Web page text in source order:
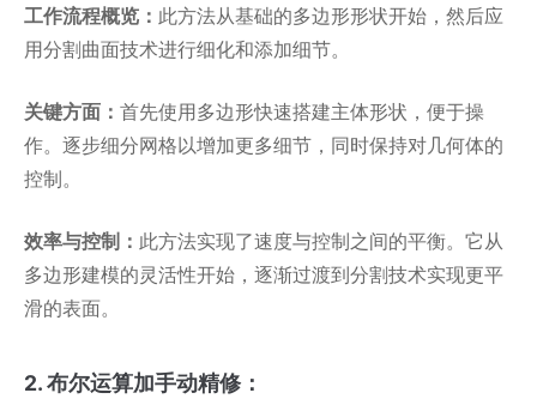
工作流程概览： 此方法从基础的多边形形状开始，然后应
用分割曲面技术进行细化和添加细节。
关键方面： 首先使用多边形快速搭建主体形状，便于操
作。逐步细分网格以增加更多细节，同时保持对几何体的
控制。
效率与控制： 此方法实现了速度与控制之间的平衡。它从
多边形建模的灵活性开始，逐渐过渡到分割技术实现更平
滑的表面。
2. 布尔运算加手动精修：